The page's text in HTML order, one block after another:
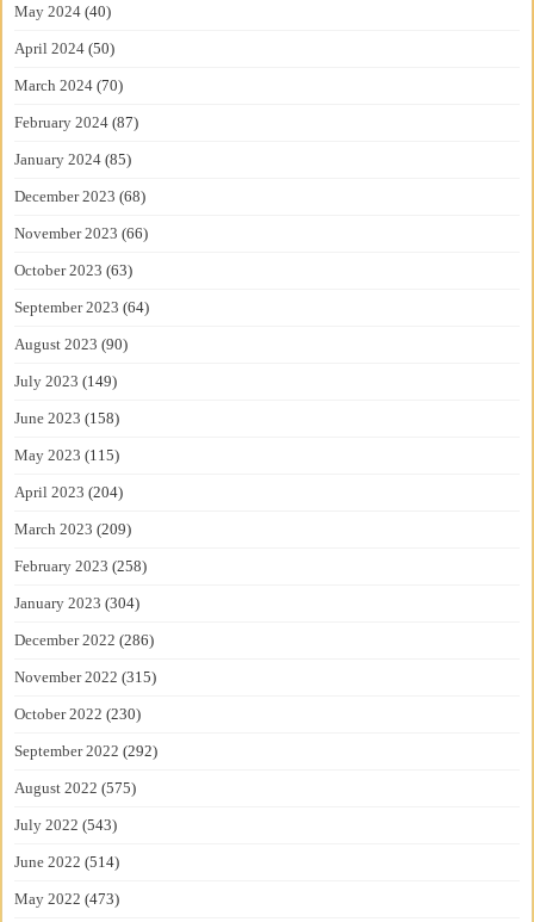
May 2024 (40)
April 2024 (50)
March 2024 (70)
February 2024 (87)
January 2024 (85)
December 2023 (68)
November 2023 (66)
October 2023 (63)
September 2023 (64)
August 2023 (90)
July 2023 (149)
June 2023 (158)
May 2023 (115)
April 2023 (204)
March 2023 (209)
February 2023 (258)
January 2023 (304)
December 2022 (286)
November 2022 (315)
October 2022 (230)
September 2022 (292)
August 2022 (575)
July 2022 (543)
June 2022 (514)
May 2022 (473)